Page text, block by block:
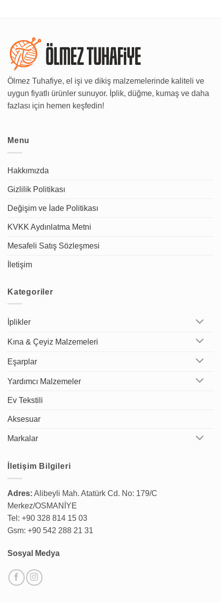
Ölmez Tuhafiye, el işi ve dikiş malzemelerinde kaliteli ve
uygun fiyatlı ürünler sunuyor. İplik, düğme, kumaş ve daha
fazlası için hemen keşfedin!
Menu
Hakkımızda
Gizlilik Politikası
Değişim ve İade Politikası
KVKK Aydınlatma Metni
Mesafeli Satış Sözleşmesi
İletişim
Kategoriler
İplikler
Kına & Çeyiz Malzemeleri
Eşarplar
Yardımcı Malzemeler
Ev Tekstili
Aksesuar
Markalar
İletişim Bilgileri
Adres: Alibeyli Mah. Atatürk Cd. No: 179/C
Merkez/OSMANİYE
Tel: +90 328 814 15 03
Gsm: +90 542 288 21 31
Sosyal Medya